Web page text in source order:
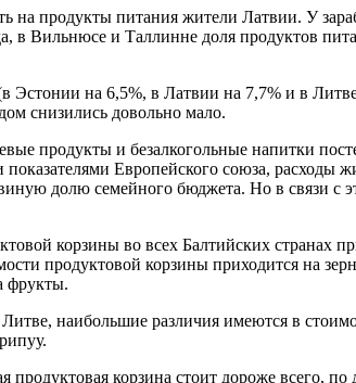
на продукты питания жители Латвии. У
в Вильнюсе и Таллинне доля продуктов
Эстонии на 6,5%, в Латвии на 7,7% и в
снизились довольно мало.
продукты и безалкогольные напитки
Европейского союза, расходы
долю семейного бюджета. Но в связи с
корзины во всех Балтийских странах
продуктовой корзины приходится на
фрукты.
наибольшие различия имеются в
продуктовая корзина стоит дороже всего,